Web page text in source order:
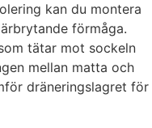
kan du montera
förmåga.
tätar mot sockeln
mellan matta och
dräneringslagret för